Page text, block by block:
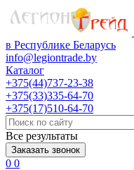
в Республике Беларусь
info@legiontrade.by
Каталог
+375(44)737-23-38
+375(33)335-64-70
+375(17)510-64-70
Все результаты
Заказать звонок
0 0